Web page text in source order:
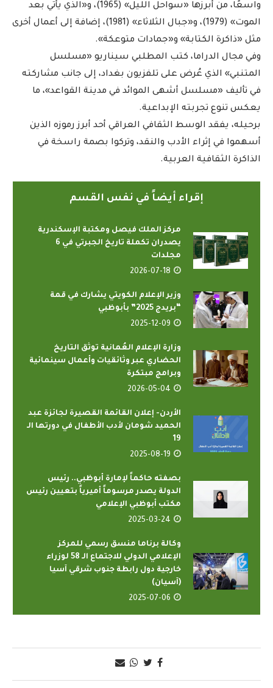
واسعًا، من أبرزها «سواحل الليل» (1965)، و«الذي يأتي بعد
الموت» (1979)، و«جبال الثلاثاء» (1981)، إضافة إلى أعمال أخرى
مثل «ذاكرة الكتابة» و«جمادات متوعكة».
وفي مجال الدراما، كتب المطلبي سيناريو «مسلسل
المتنبي» الذي عُرض على تلفزيون بغداد، إلى جانب مشاركته
في تأليف «مسلسل أشهى الموائد في مدينة القواعد»، ما
يعكس تنوع تجربته الإبداعية.
برحيله، يفقد الوسط الثقافي العراقي أحد أبرز رموزه الذين
أسهموا في إثراء الأدب والنقد، وتركوا بصمة راسخة في
الذاكرة الثقافية العربية.
إقراء أيضاً في نفس القسم
مركز الملك فيصل ومكتبة الإسكندرية
يصدران تكملة تاريخ الجبرتي في 6
مجلدات
2026-07-18
وزير الإعلام الكويتي يشارك في قمة
“بريدج 2025” بأبوظبي
2025-12-09
وزارة الإعلام العُمانية توثق التاريخ
الحضاري عبر وثائقيات وأعمال سينمائية
وبرامج مبتكرة
2026-05-04
الأردن- إعلان القائمة القصيرة لجائزة عبد
الحميد شومان لأدب الأطفال في دورتها الـ
19
2025-08-19
بصفته حاكماً لإمارة أبوظبي.. رئيس
الدولة يصدر مرسوماً أميرياً بتعيين رئيس
مكتب أبوظبي الإعلامي
2025-03-24
وكالة برناما منسق رسمي للمركز
الإعلامي الدولي للاجتماع الـ 58 لوزراء
خارجية دول رابطة جنوب شرقي آسيا
(آسيان)
2025-07-06